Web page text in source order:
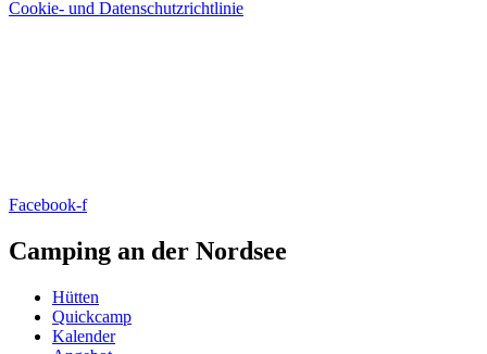
Cookie- und Datenschutzrichtlinie
Facebook-f
Camping an der Nordsee
Hütten
Quickcamp
Kalender